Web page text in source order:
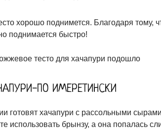
хорошо поднимется. Благодаря тому,
поднимается быстро!
ПО ИМЕРЕТИНСКИ
готовят хачапури с рассольными
использовать брынзу, а она попалась